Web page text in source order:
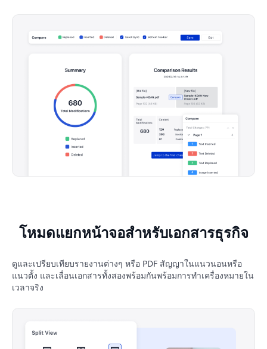
โหมดแยกหน้าจอสำหรับเอกสารธุรกิจ
ดูและเปรียบเทียบรายงานต่างๆ หรือ PDF สัญญาในแนวนอนหรือ
แนวตั้ง และเลื่อนเอกสารทั้งสองพร้อมกันพร้อมการทำเครื่องหมายใน
เวลาจริง